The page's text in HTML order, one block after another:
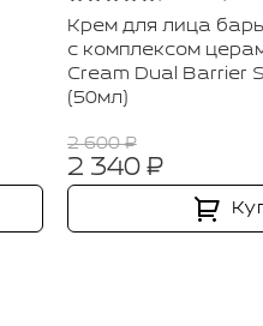
Крем для лица
с комплексом
Cream Dual Barrier
(50мл)
2 600 ₽
2 340 ₽